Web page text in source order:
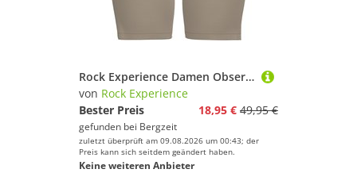
Rock Experience Damen Observer Fast Bermuda Shorts
von Rock Experience
Bester Preis
18,95 € 49,95 €
gefunden bei Bergzeit
zuletzt überprüft am 09.08.2026 um 00:43; der
Preis kann sich seitdem geändert haben.
Keine weiteren Anbieter